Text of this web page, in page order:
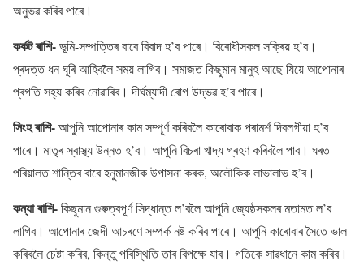
অনুভৱ কৰিব পাৰে।
কৰ্কট ৰাশি-ভূমি-সম্পত্তিৰ বাবে বিবাদ হ’ব পাৰে। বিৰোধীসকল সক্ৰিয় হ’ব।
প্ৰদত্ত ধন ঘূৰি আহিবলৈ সময় লাগিব। সমাজত কিছুমান মানুহ আছে যিয়ে আপোনাৰ
প্ৰগতি সহ্য কৰিব নোৱাৰিব। দীৰ্ঘম্যাদী ৰোগ উদ্ভৱ হ’ব পাৰে।
সিংহ ৰাশি-আপুনি আপোনাৰ কাম সম্পূৰ্ণ কৰিবলৈ কাৰোবাক পৰামৰ্শ দিবলগীয়া হ’ব
পাৰে। মাতৃৰ স্বাস্থ্য উন্নত হ’ব। আপুনি বিচৰা খাদ্য গ্ৰহণ কৰিবলৈ পাব। ঘৰত
পৰিয়ালত শান্তিৰ বাবে হনুমানজীক উপাসনা কৰক, অলৌকিক লাভালাভ হ’ব।
কন্যা ৰাশি-কিছুমান গুৰুত্বপূৰ্ণ সিদ্ধান্ত ল’বলৈ আপুনি জ্যেষ্ঠসকলৰ মতামত ল’ব
লাগিব। আপোনাৰ জেদী আচৰণে সম্পৰ্ক নষ্ট কৰিব পাৰে। আপুনি কাৰোবাৰ সৈতে ভাল
কৰিবলৈ চেষ্টা কৰিব, কিন্তু পৰিস্থিতি তাৰ বিপক্ষে যাব। গতিকে সাৱধানে কাম কৰিব।